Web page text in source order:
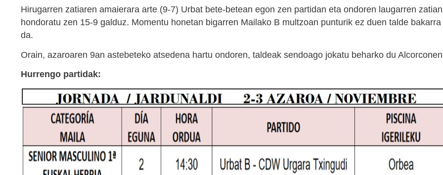
Hirugarren zatiaren amaierara arte (9-7) Urbat bete-betean egon zen partidan eta ondoren laugarren zatian
hondoratu zen 15-9 galduz. Momentu honetan bigarren Mailako B multzoan punturik ez duen talde bakarra
da.
Orain, azaroaren 9an astebeteko atsedena hartu ondoren, taldeak sendoago jokatu beharko du
Hurrengo partidak: